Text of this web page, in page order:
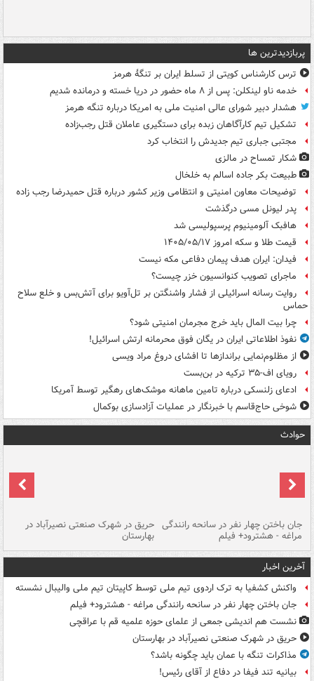
پربازدیدترین ها
ترس کارشناس کویتی از تسلط ایران بر تنگۀ هرمز
خدمه ناو لینکلن: پس از ۸ ماه حضور در دریا خسته و درمانده‌ شدیم
هشدار دبیر شورای عالی امنیت ملی به امریکا درباره تنگه هرمز
تشکیل تیم کارآگاهان زبده برای دستگیری عاملان قتل رجب‌زاده
مجتبی جباری تیم جدیدش را انتخاب کرد
شکار تمساح در مالزی
طبیعت بکر جاده اسالم به خلخال
توضیحات معاون امنیتی و انتظامی وزیر کشور درباره قتل حمیدرضا رجب زاده
پدر لیونل مسی درگذشت
هافبک آلومینیوم پرسپولیسی شد
قیمت طلا و سکه امروز ۱۴۰۵/۰۵/۱۷
فیدان: ایران هدف پیمان دفاعی مکه نیست
ماجرای تصویب کنوانسیون خزر چیست؟
روایت رسانه اسرائیلی از فشار واشنگتن بر تل‌آویو برای آتش‌بس و خلع سلاح
حماس
چرا بیت المال باید خرج مجرمان امنیتی شود؟
نفوذ اطلاعاتی ایران در یگان فوق محرمانه ارتش اسرائیل!
از مظلوم‌نمایی براندازها تا افشای دروغ مراد ویسی
رویای اف-۳۵ ترکیه در بن‌بست
ادعای زلنسکی درباره تامین ماهانه موشک‌های رهگیر توسط آمریکا
شوخی حاج‌قاسم با خبرنگار در عملیات آزادسازی بوکمال
حوادث
جان باختن چهار نفر در سانحه رانندگی
مراغه - هشترود+ فیلم
حریق در شهرک صنعتی نصیرآباد در
بهارستان
آخرین اخبار
واکنش کشفیا به ترک اردوی تیم ملی توسط کاپیتان تیم ملی والیبال نشسته
جان باختن چهار نفر در سانحه رانندگی مراغه - هشترود+ فیلم
نشست هم اندیشی جمعی از علمای حوزه علمیه قم با عراقچی
حریق در شهرک صنعتی نصیرآباد در بهارستان
مذاکرات تنگه با عمان باید چگونه باشد؟
بیانیه تند فیفا در دفاع از آقای رئیس!